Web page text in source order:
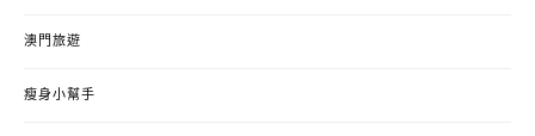
澳門旅遊
瘦身小幫手